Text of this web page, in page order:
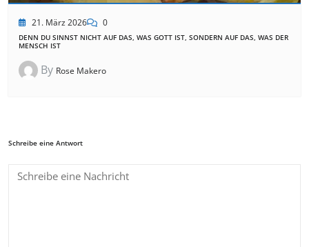
21. März 2026 0
DENN DU SINNST NICHT AUF DAS, WAS GOTT IST, SONDERN AUF DAS, WAS DER
MENSCH IST
By Rose Makero
Schreibe eine Antwort